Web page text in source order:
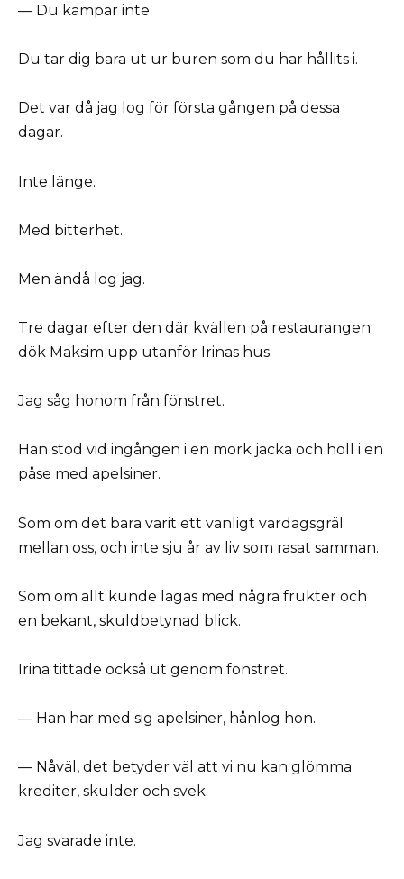
— Du kämpar inte.
Du tar dig bara ut ur buren som du har hållits i.
Det var då jag log för första gången på dessa
dagar.
Inte länge.
Med bitterhet.
Men ändå log jag.
Tre dagar efter den där kvällen på restaurangen
dök Maksim upp utanför Irinas hus.
Jag såg honom från fönstret.
Han stod vid ingången i en mörk jacka och höll i en
påse med apelsiner.
Som om det bara varit ett vanligt vardagsgräl
mellan oss, och inte sju år av liv som rasat samman.
Som om allt kunde lagas med några frukter och
en bekant, skuldbetynad blick.
Irina tittade också ut genom fönstret.
— Han har med sig apelsiner, hånlog hon.
— Nåväl, det betyder väl att vi nu kan glömma
krediter, skulder och svek.
Jag svarade inte.